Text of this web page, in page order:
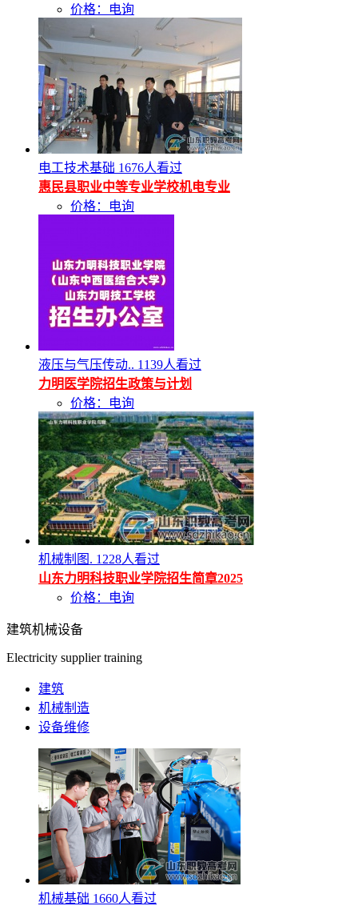
价格：电询
电工技术基础 1676人看过
惠民县职业中等专业学校机电专业
价格：电询
液压与气压传动.. 1139人看过
力明医学院招生政策与计划
价格：电询
机械制图. 1228人看过
山东力明科技职业学院招生简章2025
价格：电询
建筑机械设备
Electricity supplier training
建筑
机械制造
设备维修
机械基础 1660人看过